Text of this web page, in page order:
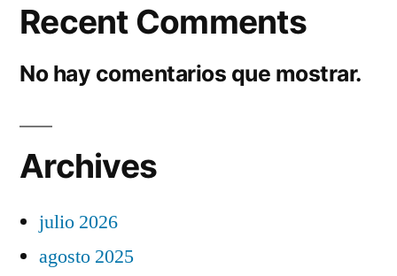
Recent Comments
No hay comentarios que mostrar.
Archives
julio 2026
agosto 2025